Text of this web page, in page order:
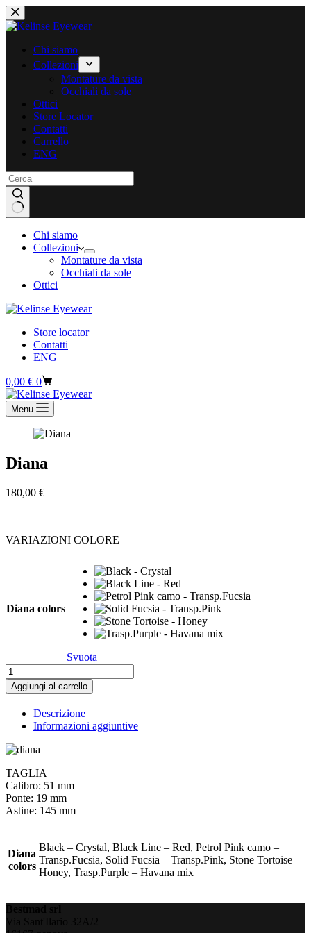
Salta
al
Chi siamo
Collezioni
Montature da vista
Occhiali da sole
Ottici
Store Locator
Contatti
Carrello
ENG
Chi siamo
Collezioni
Montature da vista
Occhiali da sole
Ottici
Store locator
Contatti
ENG
Carrello
0,00 € 0
Menu
Diana
180,00 €
VARIAZIONI COLORE
Diana colors
Svuota
Diana
quantità
Aggiungi al carrello
Descrizione
Informazioni aggiuntive
TAGLIA
Calibro: 51 mm
Ponte: 19 mm
Astine: 145 mm
Diana
colors
Black – Crystal, Black Line – Red, Petrol Pink camo –
Transp.Fucsia, Solid Fucsia – Transp.Pink, Stone Tortoise –
Honey, Trasp.Purple – Havana mix